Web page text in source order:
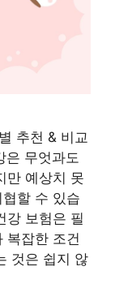
추천 & 비교
은 무엇과도
만 예상치 못
할 수 있습
강 보험은 필
복잡한 조건
것은 쉽지 않